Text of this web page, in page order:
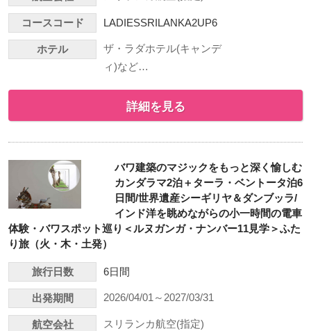
コースコード LADIESSRILANKA2UP6
ホテル
ザ・ラダホテル(キャンデ
ィ)など…
詳細を見る
バワ建築のマジックをもっと深く愉しむ
カンダラマ2泊＋ターラ・ベントータ泊6
日間/世界遺産シーギリヤ＆ダンブッラ/
インド洋を眺めながらの小一時間の電車
体験・バワスポット巡り＜ルヌガンガ・ナンバー11見学＞ふた
り旅（火・木・土発）
旅行日数 6日間
出発期間 2026/04/01～2027/03/31
航空会社 スリランカ航空(指定)